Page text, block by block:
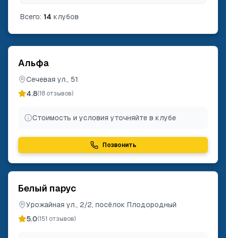
Всего: 14 клубов
Альфа
Сечевая ул., 51
4.8(18 отзывов)
Стоимость и условия уточняйте в клубе
Позвонить
Белый парус
Урожайная ул., 2/2, посёлок Плодородный
5.0(151 отзывов)